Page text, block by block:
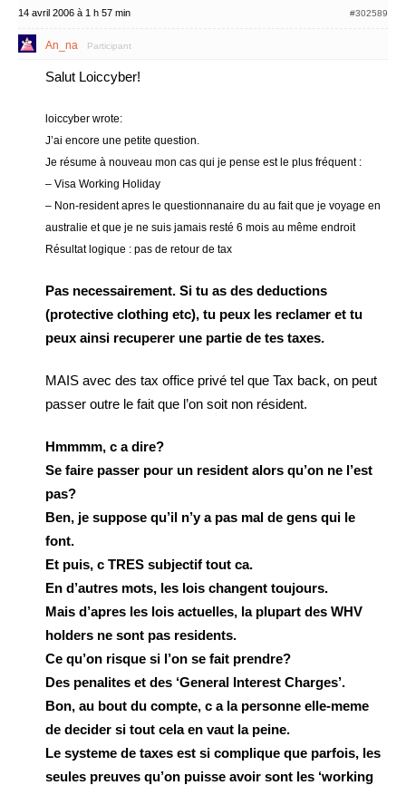
14 avril 2006 à 1 h 57 min #302589
An_na Participant
Salut Loiccyber!
loiccyber wrote:
J’ai encore une petite question.
Je résume à nouveau mon cas qui je pense est le plus fréquent :
– Visa Working Holiday
– Non-resident apres le questionnanaire du au fait que je voyage en
australie et que je ne suis jamais resté 6 mois au même endroit
Résultat logique : pas de retour de tax
Pas necessairement. Si tu as des deductions
(protective clothing etc), tu peux les reclamer et tu
peux ainsi recuperer une partie de tes taxes.
MAIS avec des tax office privé tel que Tax back, on peut
passer outre le fait que l’on soit non résident.
Hmmmm, c a dire?
Se faire passer pour un resident alors qu’on ne l’est
pas?
Ben, je suppose qu’il n’y a pas mal de gens qui le
font.
Et puis, c TRES subjectif tout ca.
En d’autres mots, les lois changent toujours.
Mais d’apres les lois actuelles, la plupart des WHV
holders ne sont pas residents.
Ce qu’on risque si l’on se fait prendre?
Des penalites et des ‘General Interest Charges’.
Bon, au bout du compte, c a la personne elle-meme
de decider si tout cela en vaut la peine.
Le systeme de taxes est si complique que parfois, les
seules preuves qu’on puisse avoir sont les ‘working